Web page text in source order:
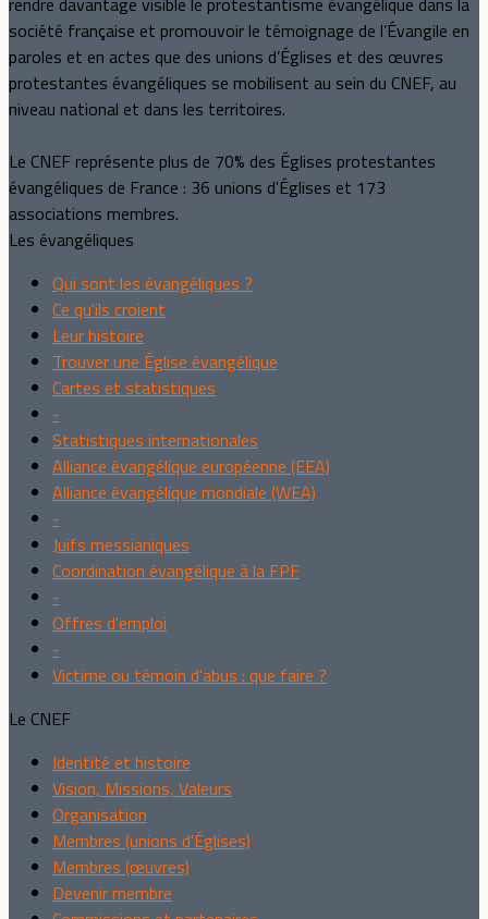
société française et promouvoir le témoignage de l’Évangile en
paroles et en actes que des unions d’Églises et des œuvres
protestantes évangéliques se mobilisent au sein du CNEF, au
niveau national et dans les territoires.
Le CNEF représente plus de 70% des Églises protestantes
évangéliques de France : 36 unions d'Églises et 173
associations membres.
Les évangéliques
Qui sont les évangéliques ?
Ce qu'ils croient
Leur histoire
Trouver une Église évangélique
Cartes et statistiques
-
Statistiques internationales
Alliance évangélique européenne (EEA)
Alliance évangélique mondiale (WEA)
-
Juifs messianiques
Coordination évangélique à la FPF
-
Offres d'emploi
-
Victime ou témoin d'abus : que faire ?
Le CNEF
Identité et histoire
Vision, Missions, Valeurs
Organisation
Membres (unions d'Églises)
Membres (œuvres)
Devenir membre